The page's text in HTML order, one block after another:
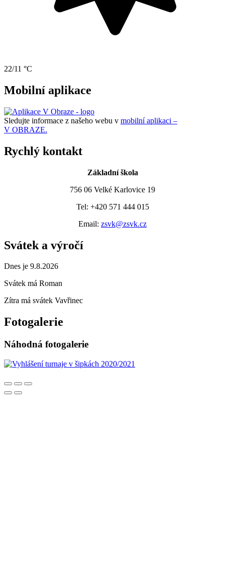
22/11 °C
Mobilní aplikace
Sledujte informace z našeho webu v mobilní aplikaci –
V OBRAZE.
Rychlý kontakt
Základní škola
756 06 Velké Karlovice 19
Tel: +420 571 444 015
Email: zsvk@zsvk.cz
Svátek a výročí
Dnes je 9.8.2026
Svátek má Roman
Zítra má svátek Vavřinec
Fotogalerie
Náhodná fotogalerie